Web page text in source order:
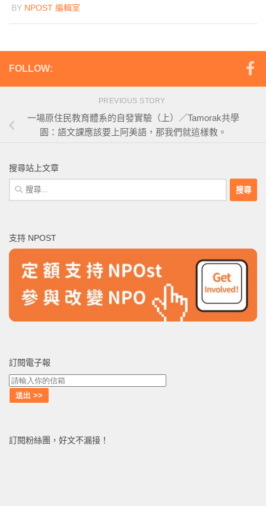
BY NPOST 編輯室
FOLLOW:
PREVIOUS STORY
一場原住民教育體系的自發實驗（上）／Tamorak共學
園：語文課應該要上阿美語，那我們就這樣教。
搜尋站上文章
搜
尋
字:
支持 NPOST
訂閱電子報
訂閱粉絲團，好文不漏接！